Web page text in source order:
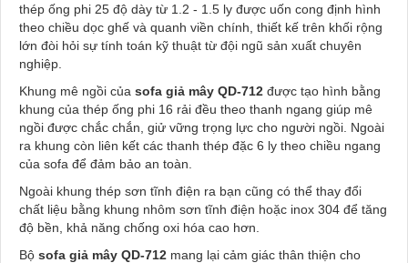
thép ống phi 25 độ dày từ 1.2 - 1.5 ly được uốn cong định hình
theo chiều dọc ghế và quanh viền chính, thiết kế trên khối rộng
lớn đòi hỏi sự tính toán kỹ thuật từ đội ngũ sản xuất chuyên
nghiệp.
Khung mê ngồi của sofa giả mây QD-712 được tạo hình bằng
khung của thép ống phi 16 rải đều theo thanh ngang giúp mê
ngồi được chắc chắn, giử vững trọng lực cho người ngồi. Ngoài
ra khung còn liên kết các thanh thép đặc 6 ly theo chiều ngang
của sofa để đảm bảo an toàn.
Ngoài khung thép sơn tĩnh điện ra bạn cũng có thể thay đổi
chất liệu bằng khung nhôm sơn tĩnh điện hoặc inox 304 để tăng
độ bền, khả năng chống oxi hóa cao hơn.
Bộ sofa giả mây QD-712 mang lại cảm giác thân thiện cho